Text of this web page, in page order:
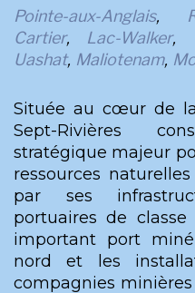
Pointe-aux-Anglais,
Cartier, Lac-Walker,
Uashat, Maliotenam,
Située au cœur de
Sept-Rivières
stratégique majeur
ressources
par ses
portuaires de
important port
nord et les
compagnies minières